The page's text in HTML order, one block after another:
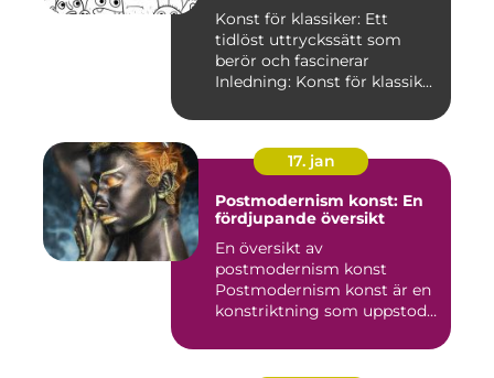
Konst för klassiker: Ett
tidlöst uttryckssätt som
berör och fascinerar
Inledning: Konst för klassik...
17. jan
Postmodernism konst: En
fördjupande översikt
En översikt av
postmodernism konst
Postmodernism konst är en
konstriktning som uppstod